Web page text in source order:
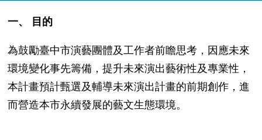
一、 目的
為鼓勵臺中市演藝團體及工作者前瞻思考，因應未來
環境變化事先籌備，提升未來演出藝術性及專業性，
本計畫預計甄選及輔導未來演出計畫的前期創作，進
而營造本市永續發展的藝文生態環境。